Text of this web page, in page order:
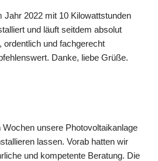
Jahr 2022 mit 10 Kilowattstunden
und läuft seitdem absolut
ordentlich und fachgerecht
Danke, liebe Grüße.
unsere Photovoltaikanlage
lassen. Vorab hatten wir
und kompetente Beratung. Die